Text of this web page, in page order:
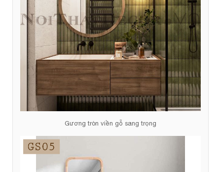
Gương tròn viền gỗ sang trọng